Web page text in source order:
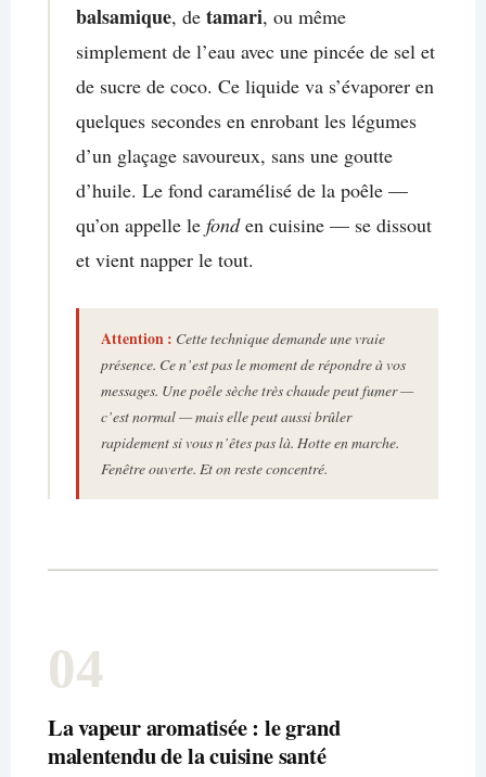
balsamique, de tamari, ou même
simplement de l’eau avec une pincée de sel et
de sucre de coco. Ce liquide va s’évaporer en
quelques secondes en enrobant les légumes
d’un glaçage savoureux, sans une goutte
d’huile. Le fond caramélisé de la poêle —
qu’on appelle le fonden cuisine — se dissout
et vient napper le tout.
Attention : Cette technique demande une vraie
présence. Ce n’est pas le moment de répondre à vos
messages. Une poêle sèche très chaude peut fumer —
c’est normal — mais elle peut aussi brûler
rapidement si vous n’êtes pas là. Hotte en marche.
Fenêtre ouverte. Et on reste concentré.
04
La vapeur aromatisée : le grand
malentendu de la cuisine santé